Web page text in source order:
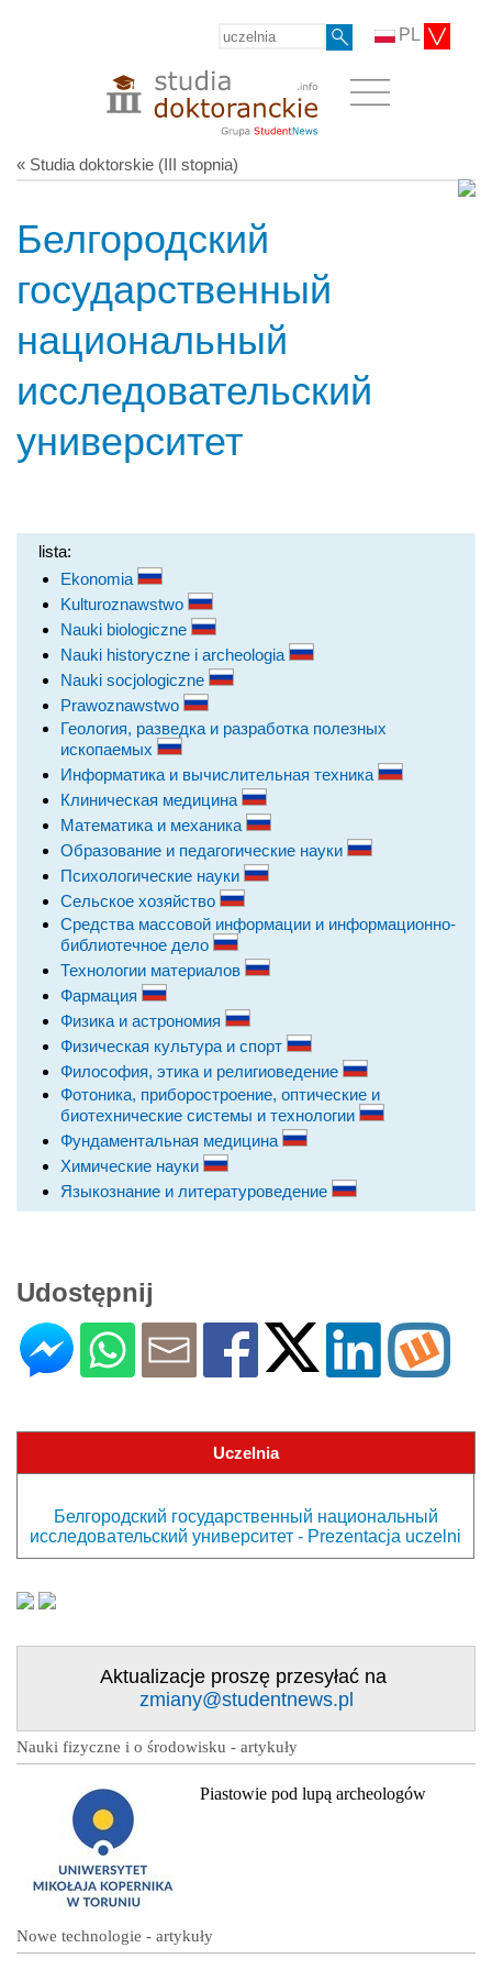
PL
« Studia doktorskie (III stopnia)
Белгородский
государственный
национальный
исследовательский
университет
lista:
Ekonomia
Kulturoznawstwo
Nauki biologiczne
Nauki historyczne i archeologia
Nauki socjologiczne
Prawoznawstwo
Геология, разведка и разработка полезных
ископаемых
Информатика и вычислительная техника
Клиническая медицина
Математика и механика
Образование и педагогические науки
Психологические науки
Сельское хозяйство
Средства массовой информации и информационно-
библиотечное дело
Технологии материалов
Фармация
Физика и астрономия
Физическая культура и спорт
Философия, этика и религиоведение
Фотоника, приборостроение, оптические и
биотехнические системы и технологии
Фундаментальная медицина
Химические науки
Языкознание и литературоведение
Udostępnij
Uczelnia
Белгородский государственный национальный
исследовательский университет - Prezentacja uczelni
Aktualizacje proszę przesyłać na
zmiany@studentnews.pl
Nauki fizyczne i o środowisku - artykuły
Piastowie pod lupą archeologów
Nowe technologie - artykuły